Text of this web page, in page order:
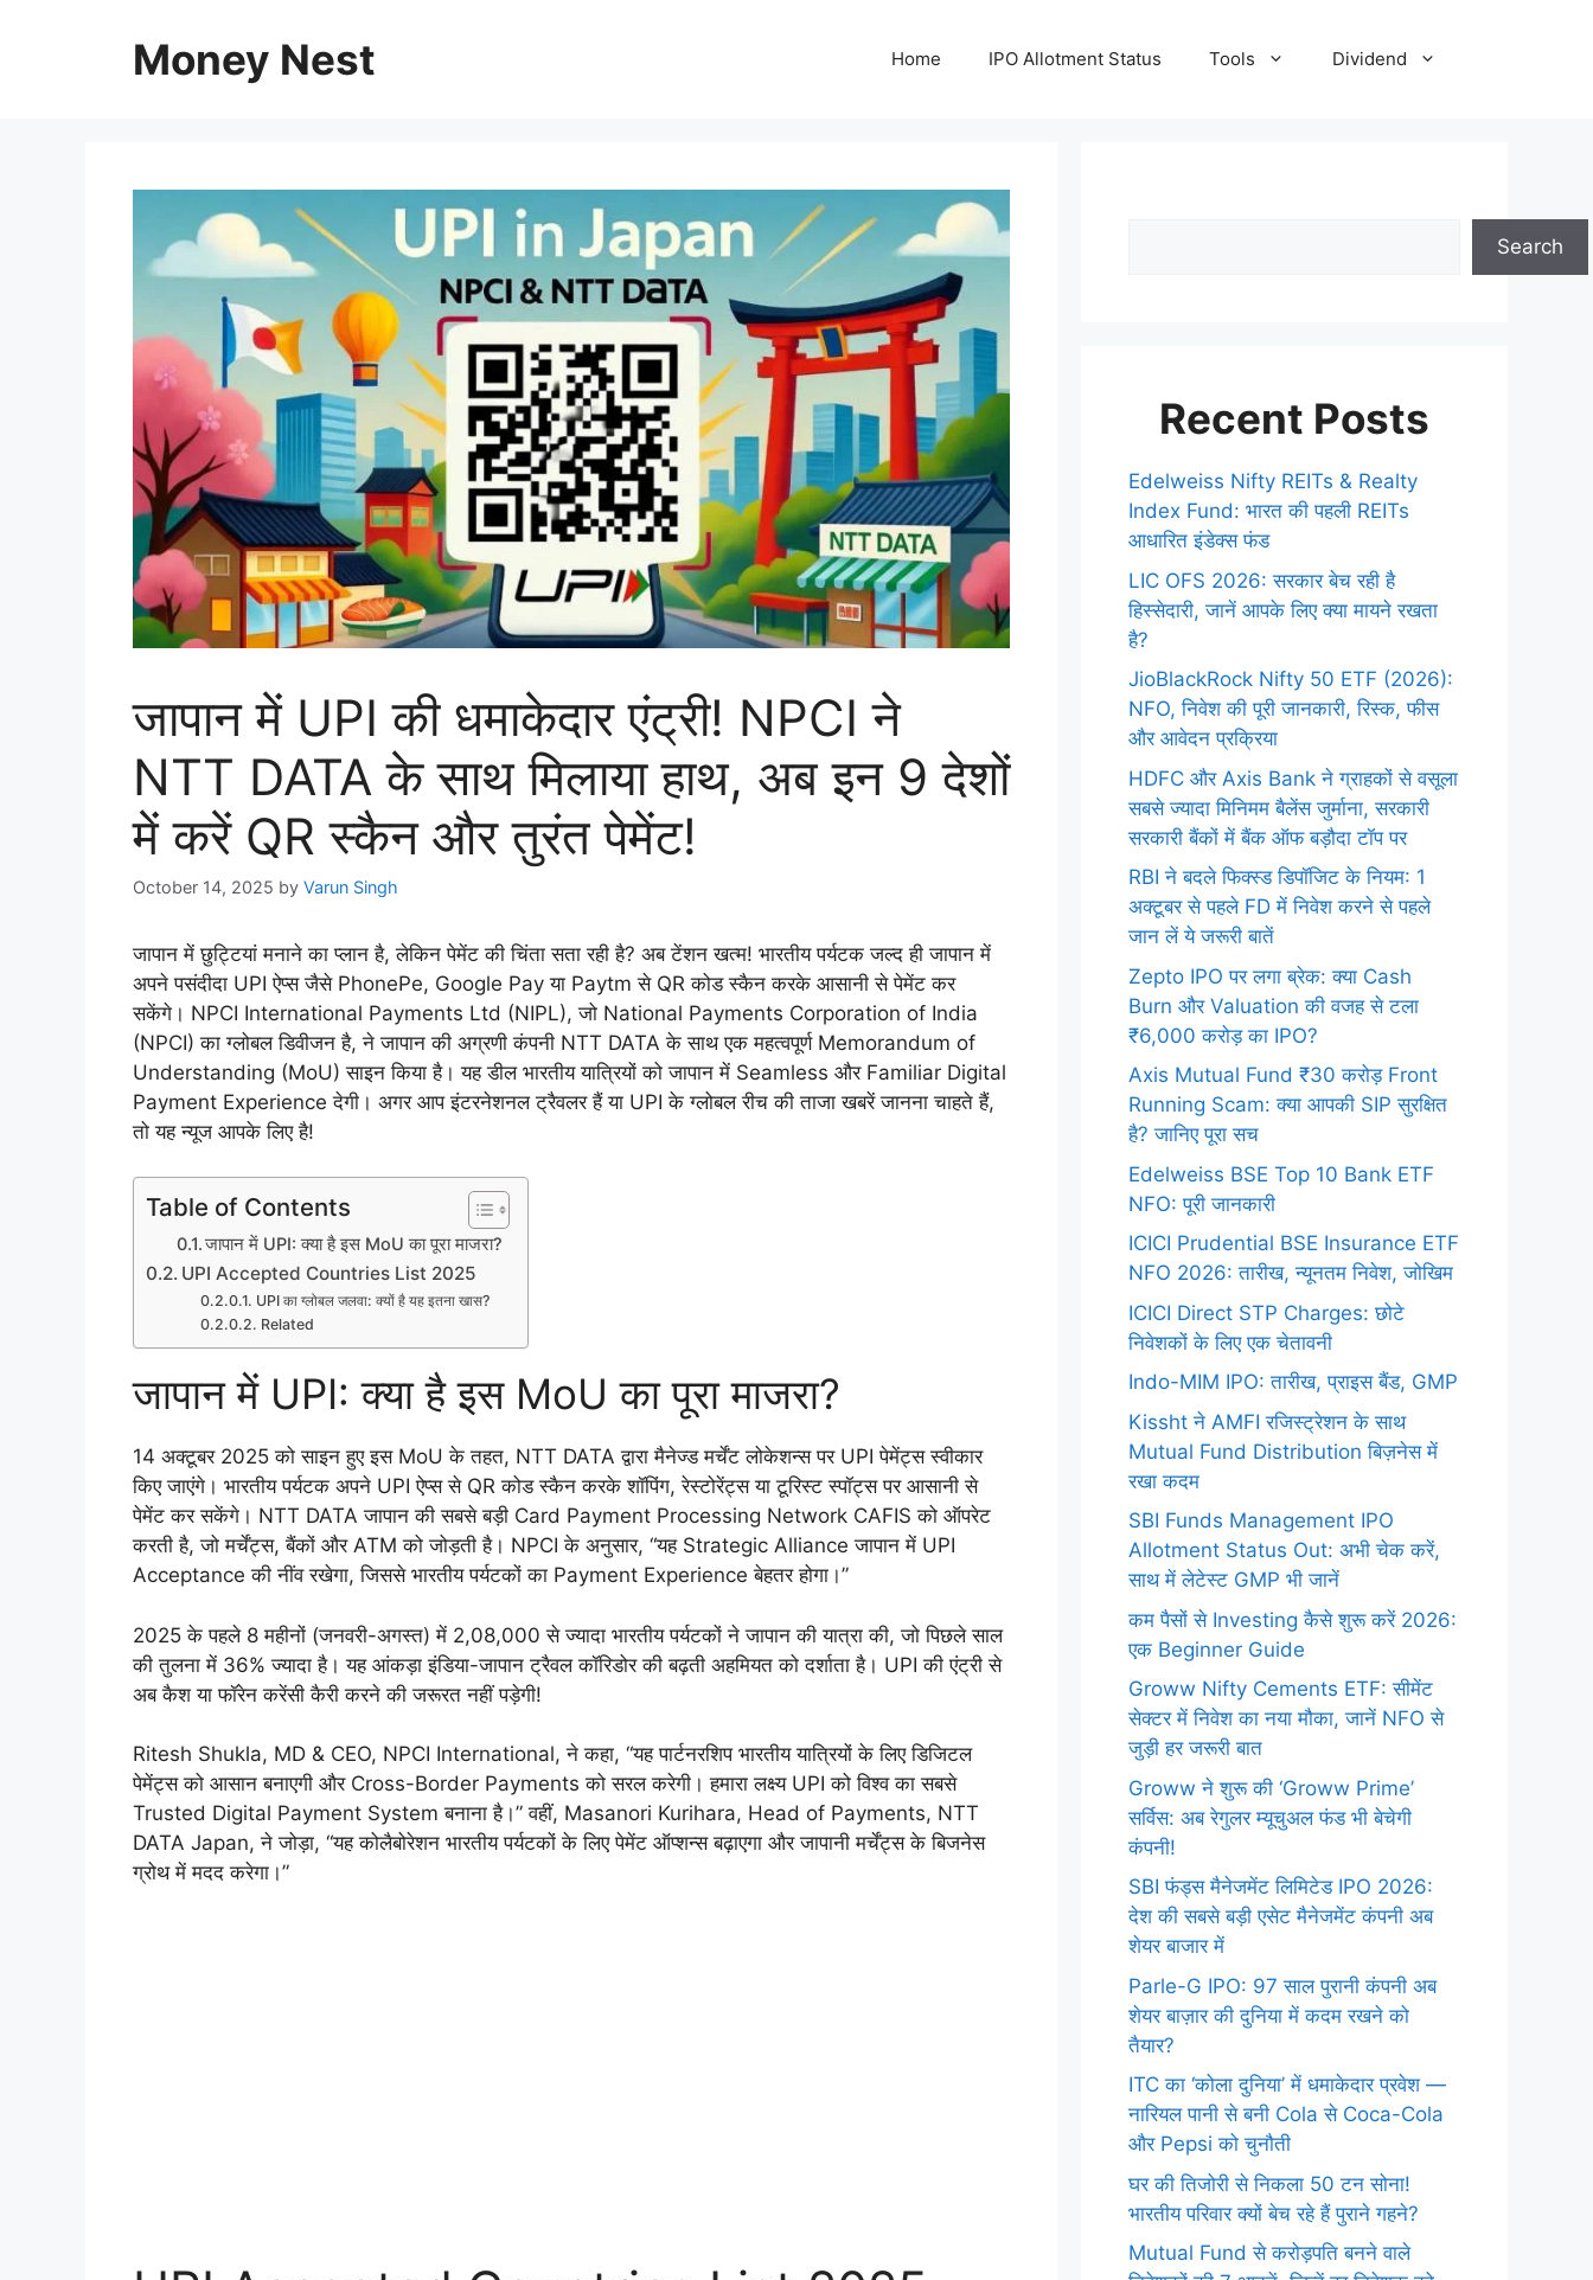
Money Nest Home IPO Allotment Status Tools Dividend
जापान में UPI की धमाकेदार एंट्री! NPCI ने
NTT DATA के साथ मिलाया हाथ, अब इन 9 देशों
में करें QR स्कैन और तुरंत पेमेंट!
October 14, 2025 by Varun Singh
जापान में छुट्टियां मनाने का प्लान है, लेकिन पेमेंट की चिंता सता रही है? अब टेंशन खत्म! भारतीय पर्यटक जल्द ही जापान में
अपने पसंदीदा UPI ऐप्स जैसे PhonePe, Google Pay या Paytm से QR कोड स्कैन करके आसानी से पेमेंट कर
सकेंगे। NPCI International Payments Ltd (NIPL), जो National Payments Corporation of India
(NPCI) का ग्लोबल डिवीजन है, ने जापान की अग्रणी कंपनी NTT DATA के साथ एक महत्वपूर्ण Memorandum of
Understanding (MoU) साइन किया है। यह डील भारतीय यात्रियों को जापान में Seamless और Familiar Digital
Payment Experience देगी। अगर आप इंटरनेशनल ट्रैवलर हैं या UPI के ग्लोबल रीच की ताजा खबरें जानना चाहते हैं,
तो यह न्यूज आपके लिए है!
Table of Contents
जापान में UPI: क्या है इस MoU का पूरा माजरा?
UPI Accepted Countries List 2025
UPI का ग्लोबल जलवा: क्यों है यह इतना खास?
Related
जापान में UPI: क्या है इस MoU का पूरा माजरा?
14 अक्टूबर 2025 को साइन हुए इस MoU के तहत, NTT DATA द्वारा मैनेज्ड मर्चेंट लोकेशन्स पर UPI पेमेंट्स स्वीकार
किए जाएंगे। भारतीय पर्यटक अपने UPI ऐप्स से QR कोड स्कैन करके शॉपिंग, रेस्टोरेंट्स या टूरिस्ट स्पॉट्स पर आसानी से
पेमेंट कर सकेंगे। NTT DATA जापान की सबसे बड़ी Card Payment Processing Network CAFIS को ऑपरेट
करती है, जो मर्चेंट्स, बैंकों और ATM को जोड़ती है। NPCI के अनुसार, “यह Strategic Alliance जापान में UPI
Acceptance की नींव रखेगा, जिससे भारतीय पर्यटकों का Payment Experience बेहतर होगा।”
2025 के पहले 8 महीनों (जनवरी-अगस्त) में 2,08,000 से ज्यादा भारतीय पर्यटकों ने जापान की यात्रा की, जो पिछले साल
की तुलना में 36% ज्यादा है। यह आंकड़ा इंडिया-जापान ट्रैवल कॉरिडोर की बढ़ती अहमियत को दर्शाता है। UPI की एंट्री से
अब कैश या फॉरेन करेंसी कैरी करने की जरूरत नहीं पड़ेगी!
Ritesh Shukla, MD & CEO, NPCI International, ने कहा, “यह पार्टनरशिप भारतीय यात्रियों के लिए डिजिटल
पेमेंट्स को आसान बनाएगी और Cross-Border Payments को सरल करेगी। हमारा लक्ष्य UPI को विश्व का सबसे
Trusted Digital Payment System बनाना है।” वहीं, Masanori Kurihara, Head of Payments, NTT
DATA Japan, ने जोड़ा, “यह कोलैबोरेशन भारतीय पर्यटकों के लिए पेमेंट ऑप्शन्स बढ़ाएगा और जापानी मर्चेंट्स के बिजनेस
ग्रोथ में मदद करेगा।”
Search
Recent Posts
Edelweiss Nifty REITs & Realty
Index Fund: भारत की पहली REITs
आधारित इंडेक्स फंड
LIC OFS 2026: सरकार बेच रही है
हिस्सेदारी, जानें आपके लिए क्या मायने रखता
है?
JioBlackRock Nifty 50 ETF (2026):
NFO, निवेश की पूरी जानकारी, रिस्क, फीस
और आवेदन प्रक्रिया
HDFC और Axis Bank ने ग्राहकों से वसूला
सबसे ज्यादा मिनिमम बैलेंस जुर्माना, सरकारी
सरकारी बैंकों में बैंक ऑफ बड़ौदा टॉप पर
RBI ने बदले फिक्स्ड डिपॉजिट के नियम: 1
अक्टूबर से पहले FD में निवेश करने से पहले
जान लें ये जरूरी बातें
Zepto IPO पर लगा ब्रेक: क्या Cash
Burn और Valuation की वजह से टला
₹6,000 करोड़ का IPO?
Axis Mutual Fund ₹30 करोड़ Front
Running Scam: क्या आपकी SIP सुरक्षित
है? जानिए पूरा सच
Edelweiss BSE Top 10 Bank ETF
NFO: पूरी जानकारी
ICICI Prudential BSE Insurance ETF
NFO 2026: तारीख, न्यूनतम निवेश, जोखिम
ICICI Direct STP Charges: छोटे
निवेशकों के लिए एक चेतावनी
Indo-MIM IPO: तारीख, प्राइस बैंड, GMP
Kissht ने AMFI रजिस्ट्रेशन के साथ
Mutual Fund Distribution बिज़नेस में
रखा कदम
SBI Funds Management IPO
Allotment Status Out: अभी चेक करें,
साथ में लेटेस्ट GMP भी जानें
कम पैसों से Investing कैसे शुरू करें 2026:
एक Beginner Guide
Groww Nifty Cements ETF: सीमेंट
सेक्टर में निवेश का नया मौका, जानें NFO से
जुड़ी हर जरूरी बात
Groww ने शुरू की ‘Groww Prime’
सर्विस: अब रेगुलर म्यूचुअल फंड भी बेचेगी
कंपनी!
SBI फंड्स मैनेजमेंट लिमिटेड IPO 2026:
देश की सबसे बड़ी एसेट मैनेजमेंट कंपनी अब
शेयर बाजार में
Parle-G IPO: 97 साल पुरानी कंपनी अब
शेयर बाज़ार की दुनिया में कदम रखने को
तैयार?
ITC का ‘कोला दुनिया’ में धमाकेदार प्रवेश —
नारियल पानी से बनी Cola से Coca-Cola
और Pepsi को चुनौती
घर की तिजोरी से निकला 50 टन सोना!
भारतीय परिवार क्यों बेच रहे हैं पुराने गहने?
Mutual Fund से करोड़पति बनने वाले